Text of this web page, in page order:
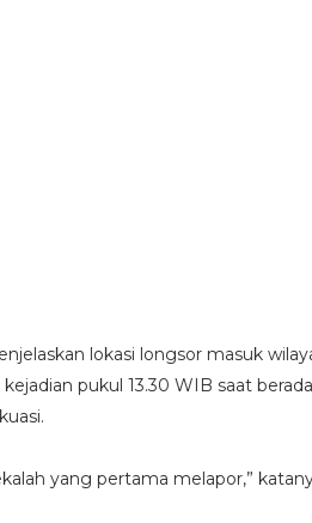
lokasi longsor masuk
pukul 13.30 WIB saat
yang pertama melapor,”
SERUAN